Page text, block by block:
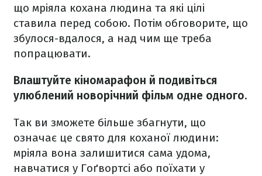
що мріяла кохана людина та які цілі
ставила перед собою. Потім обговорите, що
збулося-вдалося, а над чим ще треба
попрацювати.
Влаштуйте кіномарафон й подивіться
улюблений новорічний фільм одне одного.
Так ви зможете більше збагнути, що
означає це свято для коханої людини:
мріяла вона залишитися сама удома,
навчатися у Гоґвортсі або поїхати у